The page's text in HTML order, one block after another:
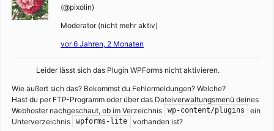
(@pixolin)
Moderator (nicht mehr aktiv)
vor 6 Jahren, 2 Monaten
Leider lässt sich das Plugin WPForms nicht aktivieren.
Wie äußert sich das? Bekommst du Fehlermeldungen? Welche?
Hast du per FTP-Programm oder über das Dateiverwaltungsmenü deines
Webhoster nachgeschaut, ob im Verzeichnis
wp-content/plugins
ein
Unterverzeichnis
wpforms-lite vorhanden ist?